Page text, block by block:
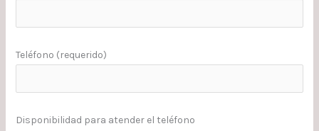
Teléfono (requerido)
Disponibilidad para atender el teléfono